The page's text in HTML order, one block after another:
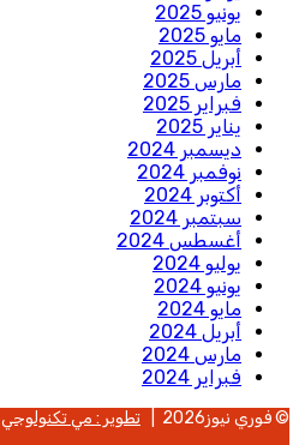
يونيو 2025
مايو 2025
أبريل 2025
مارس 2025
فبراير 2025
يناير 2025
ديسمبر 2024
نوفمبر 2024
أكتوبر 2024
سبتمبر 2024
أغسطس 2024
يوليو 2024
يونيو 2024
مايو 2024
أبريل 2024
مارس 2024
فبراير 2024
© فوري نيوز2026 | تطوير : مي تكنولوجي